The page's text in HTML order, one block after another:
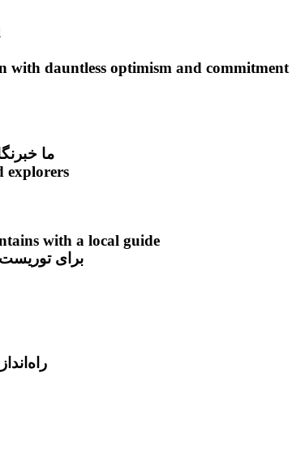
ما
explorers
with a local guide
برای